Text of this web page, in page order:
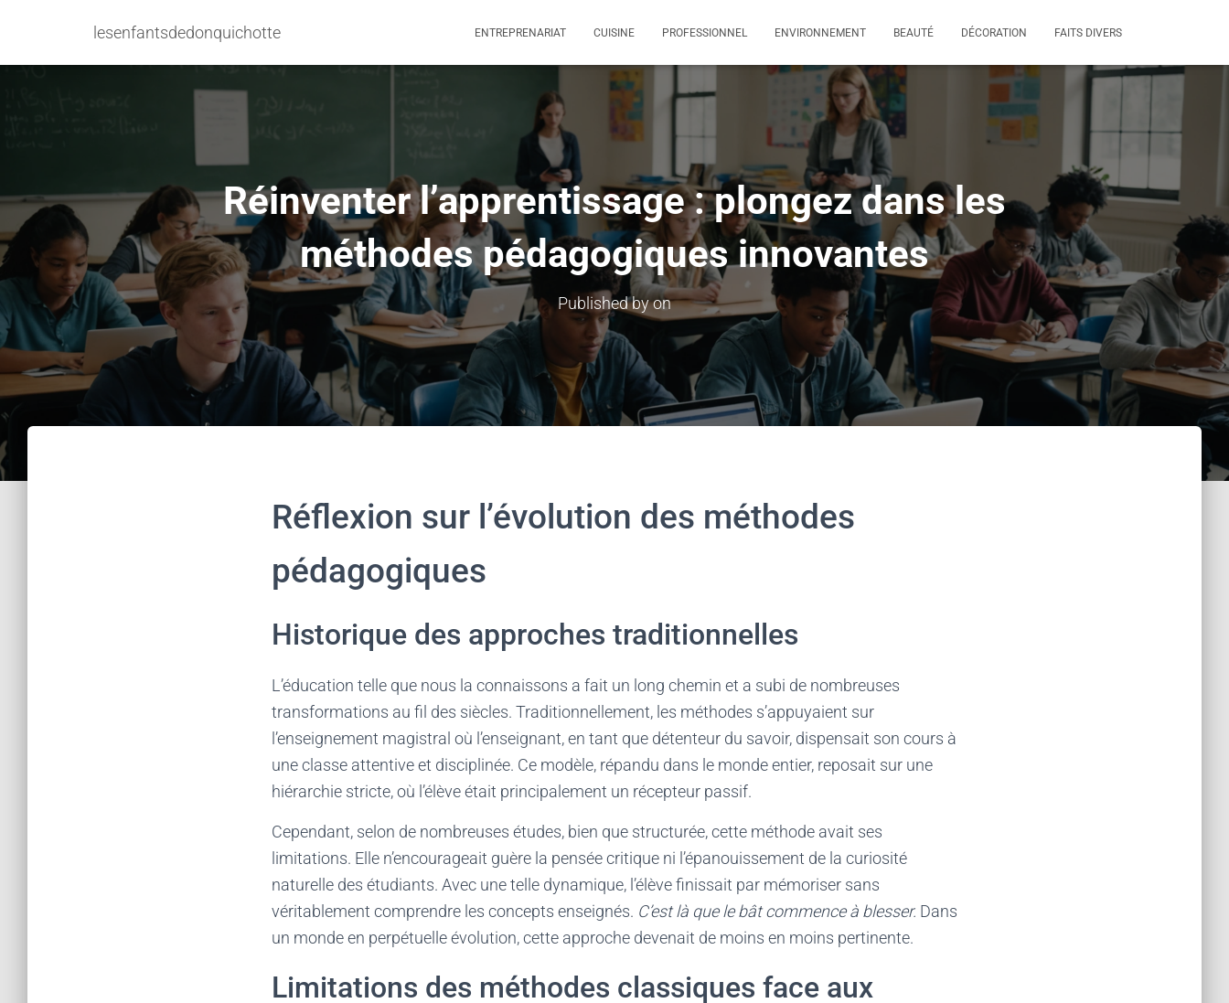
lesenfantsdedonquichotte ENTREPRENARIAT CUISINE PROFESSIONNEL ENVIRONNEMENT BEAUTÉ DÉCORATION FAITS DIVERS
Réinventer l’apprentissage : plongez dans les
méthodes pédagogiques innovantes
Published byon
Réflexion sur l’évolution des méthodes
pédagogiques
Historique des approches traditionnelles
L’éducation telle que nous la connaissons a fait un long chemin et a subi de nombreuses
transformations au fil des siècles. Traditionnellement, les méthodes s’appuyaient sur
l’enseignement magistral où l’enseignant, en tant que détenteur du savoir, dispensait son cours à
une classe attentive et disciplinée. Ce modèle, répandu dans le monde entier, reposait sur une
hiérarchie stricte, où l’élève était principalement un récepteur passif.
Cependant, selon de nombreuses études, bien que structurée, cette méthode avait ses
limitations. Elle n’encourageait guère la pensée critique ni l’épanouissement de la curiosité
naturelle des étudiants. Avec une telle dynamique, l’élève finissait par mémoriser sans
véritablement comprendre les concepts enseignés. C’est là que le bât commence à blesser. Dans
un monde en perpétuelle évolution, cette approche devenait de moins en moins pertinente.
Limitations des méthodes classiques face aux